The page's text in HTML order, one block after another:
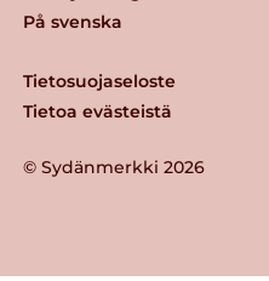
© Sydänmerkki 2026
Tietosuojaseloste
Tietoa evästeistä
På svenska